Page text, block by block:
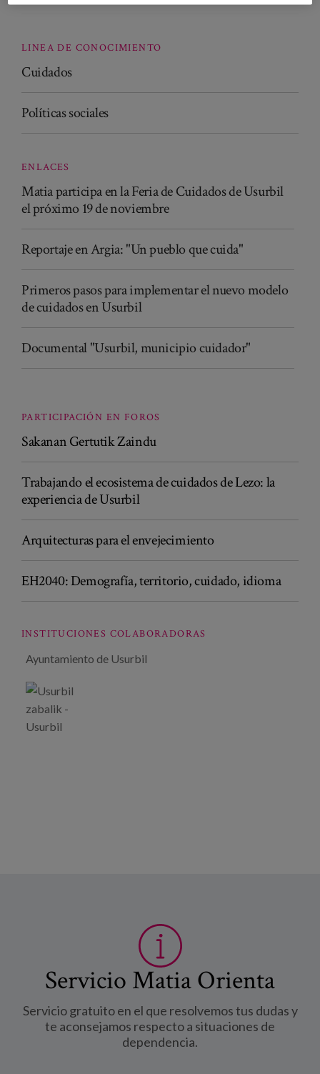
LINEA DE CONOCIMIENTO
Cuidados
Políticas sociales
ENLACES
Matia participa en la Feria de Cuidados de Usurbil
el próximo 19 de noviembre
Reportaje en Argia: "Un pueblo que cuida"
Primeros pasos para implementar el nuevo modelo
de cuidados en Usurbil
Documental "Usurbil, municipio cuidador"
PARTICIPACIÓN EN FOROS
Sakanan Gertutik Zaindu
Trabajando el ecosistema de cuidados de Lezo: la
experiencia de Usurbil
Arquitecturas para el envejecimiento
EH2040: Demografía, territorio, cuidado, idioma
INSTITUCIONES COLABORADORAS
Ayuntamiento de Usurbil
Servicio Matia Orienta
Servicio gratuito en el que resolvemos tus dudas y
te aconsejamos respecto a situaciones de
dependencia.